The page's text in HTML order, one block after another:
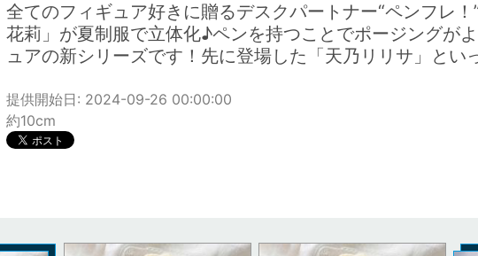
全てのフィギュア好きに贈るデスクパートナー“ペンフレ
花莉」が夏制服で立体化♪ペンを持つことでポージングが
ュアの新シリーズです！先に登場した「天乃リリサ」と
提供開始日: 2024-09-26 00:00:00
約10cm